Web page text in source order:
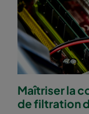
Maîtriser la
de filtration